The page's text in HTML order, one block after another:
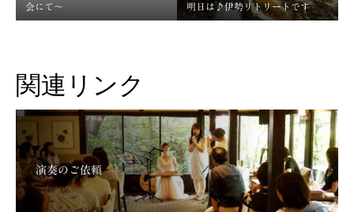
会にて～
明日は♪伊勢リトリートです
関連リンク
演奏のご依頼